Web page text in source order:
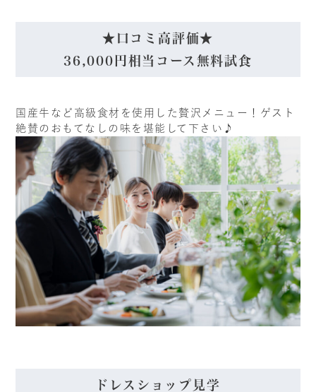
★口コミ高評価★
36,000円相当コース無料試食
国産牛など高級食材を使用した贅沢メニュー！ゲスト
絶賛のおもてなしの味を堪能して下さい♪
ドレスショップ見学